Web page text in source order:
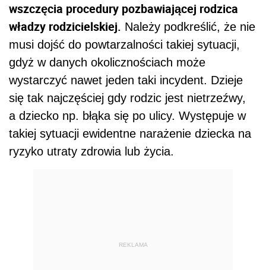
wszczęcia procedury pozbawiającej rodzica
władzy rodzicielskiej. Należy podkreślić, że nie
musi dojść do powtarzalności takiej sytuacji,
gdyż w danych okolicznościach może
wystarczyć nawet jeden taki incydent. Dzieje
się tak najczęściej gdy rodzic jest nietrzeźwy,
a dziecko np. błąka się po ulicy. Występuje w
takiej sytuacji ewidentne narażenie dziecka na
ryzyko utraty zdrowia lub życia.
REKLAMA